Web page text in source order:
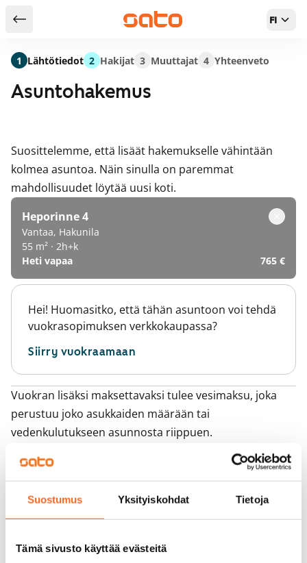
Suostumus Yksityiskohdat Tietoja
Tämä sivusto käyttää evästeitä
Takaisin hakutuloksiin FI
Asuntohakemus
Suosittelemme, että lisäät hakemukselle vähintään
kolmea asuntoa. Näin sinulla on paremmat
mahdollisuudet löytää uusi koti.
Heporinne 4
Vantaa, Hakunila
55 m² · 2h+k
Heti vapaa
765 €
Hei! Huomasitko, että tähän asuntoon voi tehdä
vuokrasopimuksen verkkokaupassa?
Siirry vuokraamaan
Vuokran lisäksi maksettavaksi tulee vesimaksu, joka
perustuu joko asukkaiden määrään tai
vedenkulutukseen asunnosta riippuen.
Lisää asuntoja
Sinua saattaisi kiinnostaa myös
1 Lähtötiedot 2 Hakijat 3 Muuttajat 4 Yhteenveto